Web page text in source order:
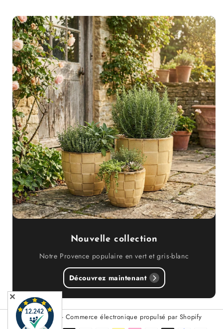
Nouvelle collection
Notre Provence populaire en vert et gris-blanc
Découvrez maintenant
© 2026,Teramico - Commerce électronique propulsé par Shopify
✕